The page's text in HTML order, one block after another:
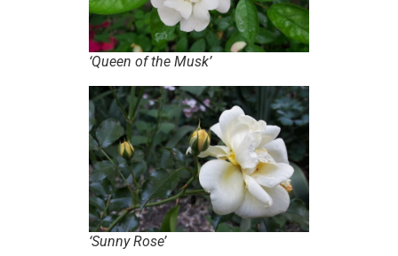
‘Queen of the Musk’
‘Sunny Rose’